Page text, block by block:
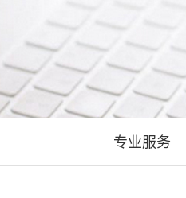
专业服务